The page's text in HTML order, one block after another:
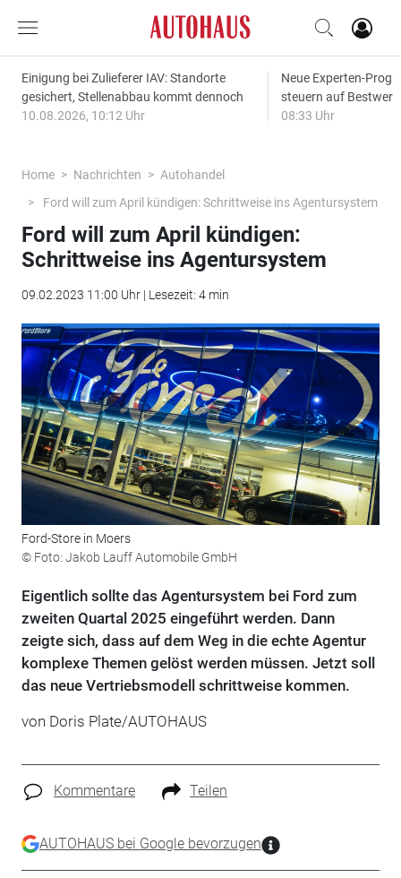
Einigung bei Zulieferer IAV: Standorte
gesichert, Stellenabbau kommt dennoch
10.08.2026, 10:12 Uhr
Neue Experten-
steuern auf
08:33 Uhr
Home Nachrichten
Autohandel
Ford will zum April kündigen: Schrittweise ins Agentursystem
Ford will zum April kündigen:
Schrittweise ins Agentursystem
09.02.2023 11:00 Uhr | Lesezeit: 4 min
Ford-Store in Moers
© Foto: Jakob Lauff Automobile GmbH
Eigentlich sollte das Agentursystem bei Ford zum
zweiten Quartal 2025 eingeführt werden. Dann
zeigte sich, dass auf dem Weg in die echte Agentur
komplexe Themen gelöst werden müssen. Jetzt soll
das neue Vertriebsmodell schrittweise kommen.
von Doris Plate/AUTOHAUS
Kommentare Teilen
AUTOHAUS bei Google bevorzugen